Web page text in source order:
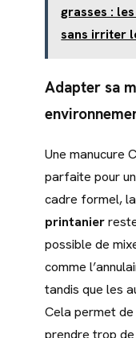
grasses :
sans irriter
Adapter sa
Une manucure
parfaite pour
cadre formel, la
printanier
possible de
comme
tandis que les
Cela permet